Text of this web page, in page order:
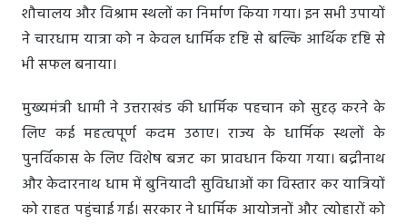
शौचालय और विश्राम स्थलों का निर्माण किया गया। इन सभी उपायों
ने चारधाम यात्रा को न केवल धार्मिक दृष्टि से बल्कि आर्थिक दृष्टि से
भी सफल बनाया।
मुख्यमंत्री धामी ने उत्तराखंड की धार्मिक पहचान को सुदृढ़ करने के
लिए कई महत्वपूर्ण कदम उठाए। राज्य के धार्मिक स्थलों के
पुनर्विकास के लिए विशेष बजट का प्रावधान किया गया। बद्रीनाथ
और केदारनाथ धाम में बुनियादी सुविधाओं का विस्तार कर यात्रियों
को राहत पहुंचाई गई। सरकार ने धार्मिक आयोजनों और त्योहारों को